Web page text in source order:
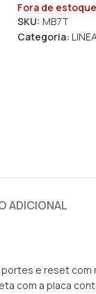
Fora de estoque
SKU:MB7T
Categoria:
ADICIONAL
e reset
com a placa